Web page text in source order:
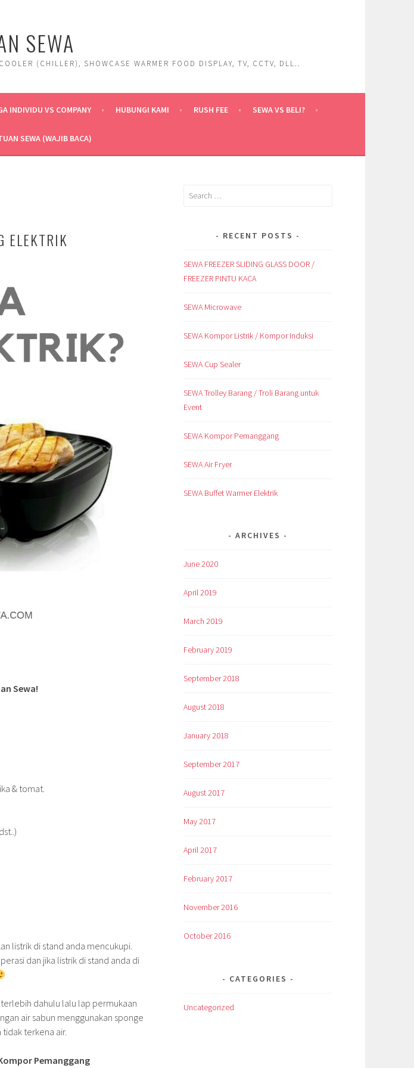
SEWA
(CHILLER), SHOWCASE WARMER FOOD DISPLAY, TV, CCTV, DLL..
INDIVIDU VS COMPANY HUBUNGI KAMI RUSH FEE SEWA VS BELI?
SEWA (WAJIB BACA)
ELEKTRIK
Sewa!
& tomat.
listrik di stand anda mencukupi.
dan jika listrik di stand anda di
dahulu lalu lap permukaan
air sabun menggunakan sponge
terkena air.
Pemanggang
Search
RECENT POSTS
SEWA FREEZER SLIDING GLASS DOOR /
FREEZER PINTU KACA
SEWA Microwave
SEWA Kompor Listrik / Kompor Induksi
SEWA Cup Sealer
SEWA Trolley Barang / Troli Barang untuk
Event
SEWA Kompor Pemanggang
SEWA Air Fryer
SEWA Buffet Warmer Elektrik
ARCHIVES
June 2020
April 2019
March 2019
February 2019
September 2018
August 2018
January 2018
September 2017
August 2017
May 2017
April 2017
February 2017
November 2016
October 2016
CATEGORIES
Uncategorized